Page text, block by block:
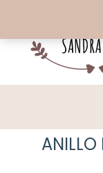
ANILLO